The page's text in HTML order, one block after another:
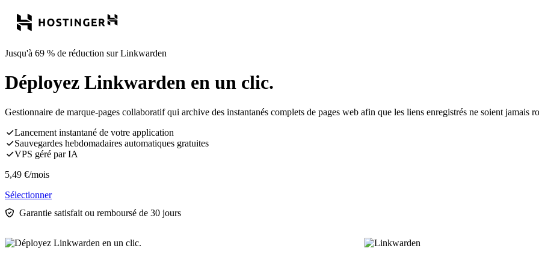
Jusqu'à 69 % de réduction sur Linkwarden
Déployez Linkwarden en un clic.
Gestionnaire de marque-pages collaboratif qui archive des instantanés complets de pages web afin que les liens enregistrés ne soient jamais
Lancement instantané de votre application
Sauvegardes hebdomadaires automatiques gratuites
VPS géré par IA
5,49 €/mois
Sélectionner
Garantie satisfait ou remboursé de 30 jours